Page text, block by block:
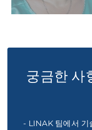
궁금한 사
- LINAK 팀에서 기